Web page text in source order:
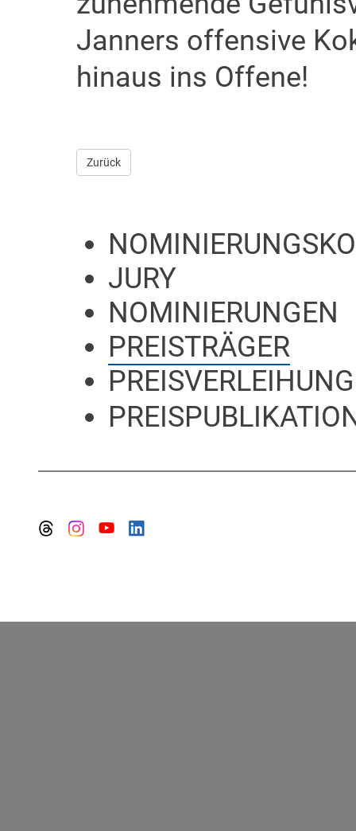
Janners offensive
hinaus ins Offene!
Zurück
JURY
NOMINIERUNGEN
PREISTRÄGER
PREISVERLEIHUNG